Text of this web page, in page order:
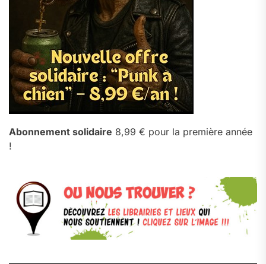
Abonnement solidaire 8,99 € pour la première année
!